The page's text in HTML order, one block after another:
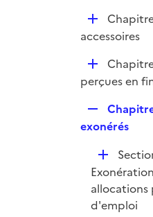
D
é
i
accessoires
D
é
i
e
r
perçues en
e
l
i
e
r
exonérés
D
é
p
l
allocations
d'emploi